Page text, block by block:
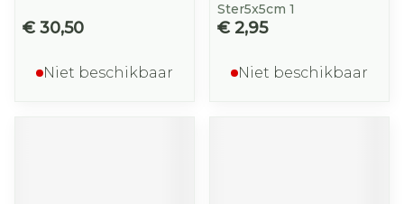
€ 30,50
Niet beschikbaar
Ster5x5cm 1
€ 2,95
Niet beschikbaar